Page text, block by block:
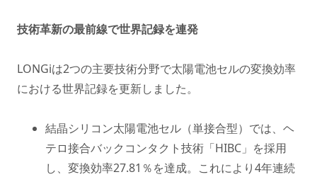
技術革新の最前線で世界記録を連発
LONGiは2つの主要技術分野で太陽電池セルの変換効率
における世界記録を更新しました。
結晶シリコン太陽電池セル（単接合型）では、ヘ
テロ接合バックコンタクト技術「HIBC」を採用
し、変換効率27.81％を達成。これにより4年連続